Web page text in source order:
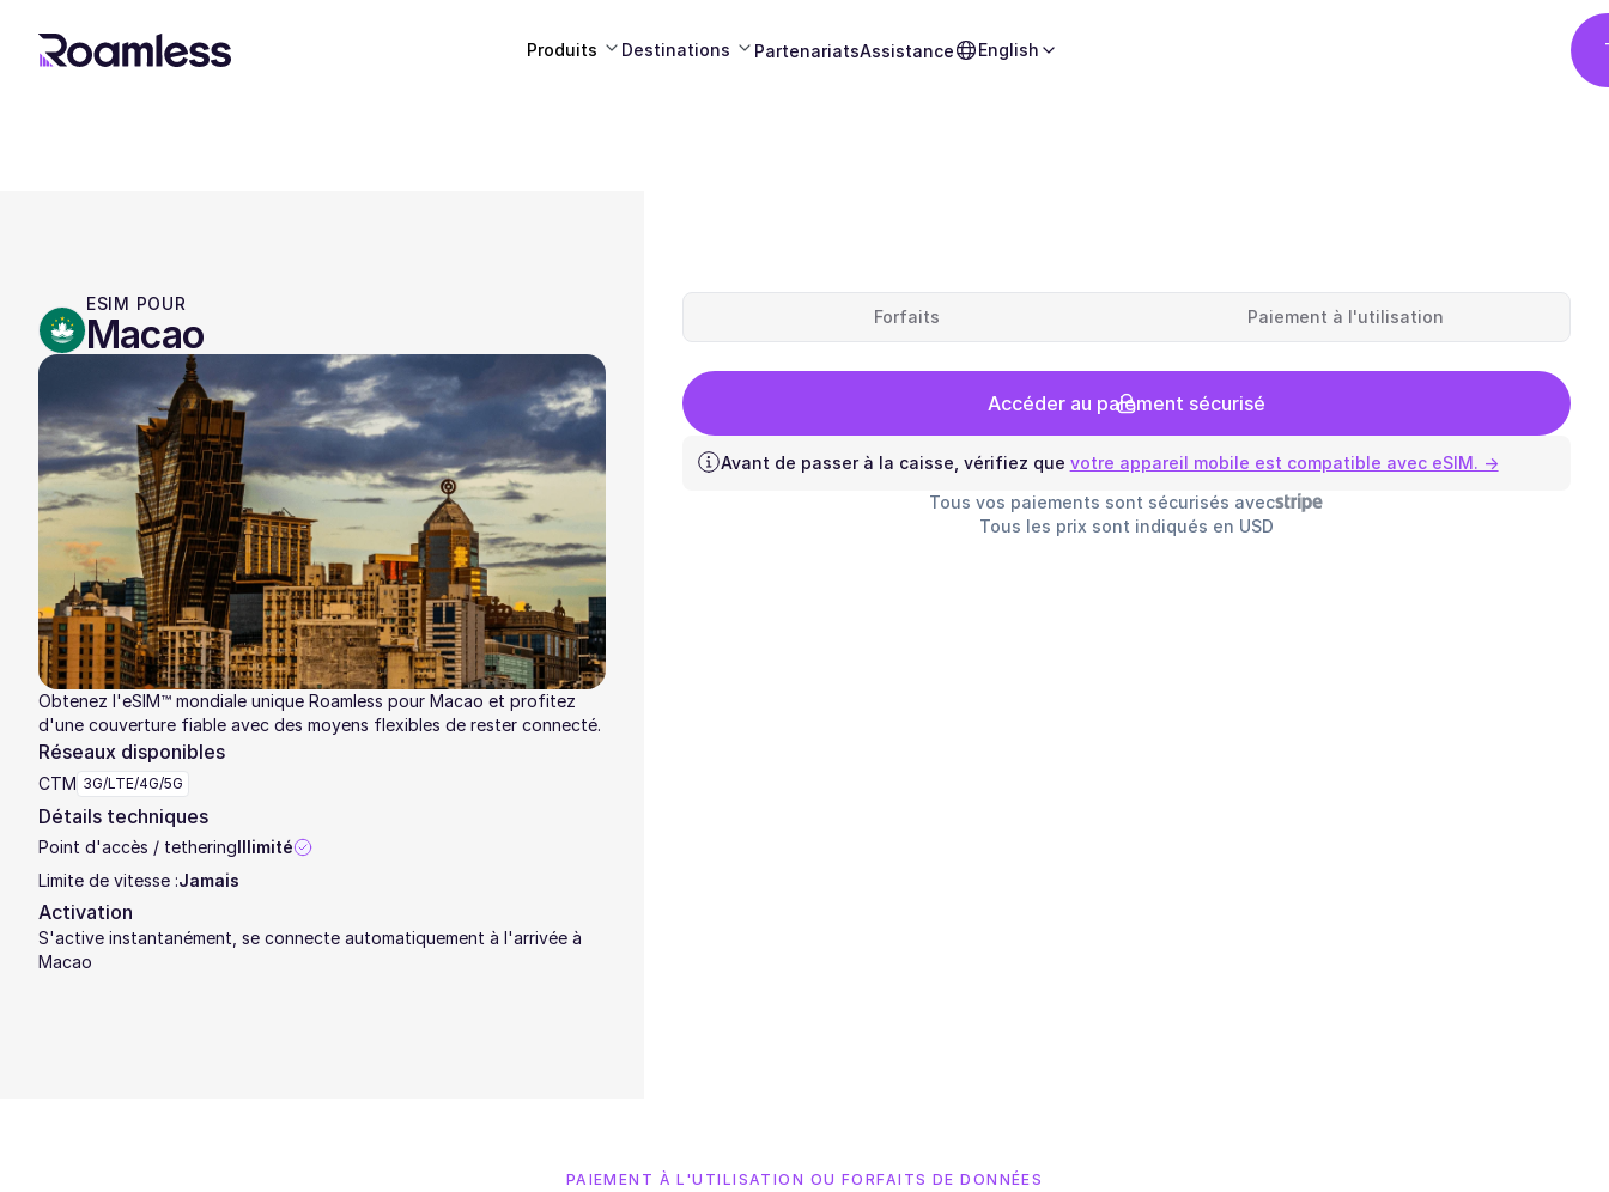
Produits Destinations PartenariatsAssistance English
ESIM POUR
Macao
Obtenez l'eSIM™ mondiale unique Roamless pour Macao et profitez
d'une couverture fiable avec des moyens flexibles de rester connecté.
Réseaux disponibles
CTM 3G/LTE/4G/5G
Détails techniques
Point d'accès / tetheringIllimité
Limite de vitesse :Jamais
Activation
S'active instantanément, se connecte automatiquement à l'arrivée à
Macao
Forfaits Paiement à l'utilisation
Accéder au paiement sécurisé
Avant de passer à la caisse, vérifiez que votre appareil mobile est compatible avec eSIM. →
Tous vos paiements sont sécurisés avec
Tous les prix sont indiqués en USD
PAIEMENT À L'UTILISATION OU FORFAITS DE DONNÉES